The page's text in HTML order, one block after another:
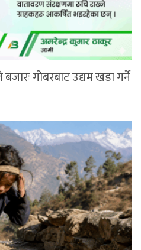
गोबरबाट उद्यम खडा गर्ने